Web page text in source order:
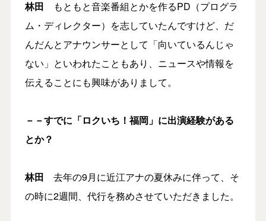
林田 もともと音楽番組とかを作るPD（プログラ
ム・ディレクター）を志していたんですけど、だ
んだんとアナウンサーとして「向いているんじゃ
ない」といわれたこともあり、ニュースや情報を
伝えることにも興味がありまして。
－－すでに「ロクいち！福岡」に出演経験がある
とか？
林田 去年の9月に近江アナの夏休みに伴って、そ
の時に2週間、代行を務めさせていただきました。